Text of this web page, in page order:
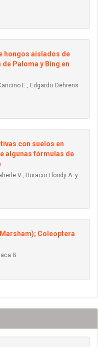
hongos aislados de
Paloma y Bing en
E., Edgardo Oehrens
con suelos en
algunas fórmulas de
V., Horacio Floody A. y
Coleoptera
B.